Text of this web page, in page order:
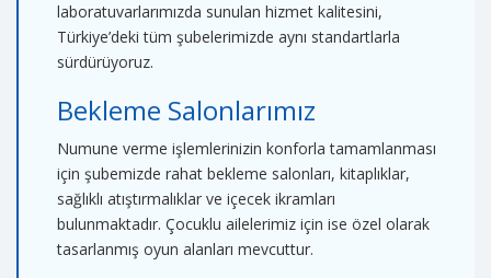
laboratuvarlarımızda sunulan hizmet kalitesini,
Türkiye’deki tüm şubelerimizde aynı standartlarla
sürdürüyoruz.
Bekleme Salonlarımız
Numune verme işlemlerinizin konforla tamamlanması
için şubemizde rahat bekleme salonları, kitaplıklar,
sağlıklı atıştırmalıklar ve içecek ikramları
bulunmaktadır. Çocuklu ailelerimiz için ise özel olarak
tasarlanmış oyun alanları mevcuttur.